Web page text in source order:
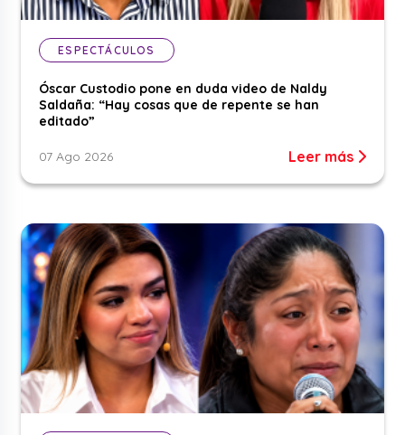
ESPECTÁCULOS
Óscar Custodio pone en duda video de Naldy
Saldaña: “Hay cosas que de repente se han
editado”
07 Ago 2026 Leer más